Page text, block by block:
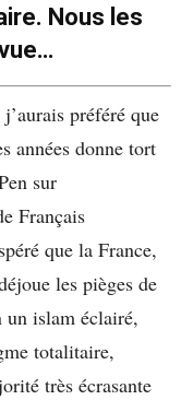
Nous les
préféré que
années donne tort
sur
Français
que la France,
les pièges de
un islam éclairé,
totalitaire,
très écrasante